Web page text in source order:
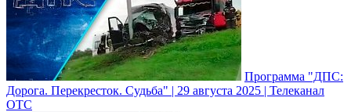
Программа "ДПС:
Дорога. Перекресток. Судьба" | 29 августа 2025 | Телеканал
ОТС